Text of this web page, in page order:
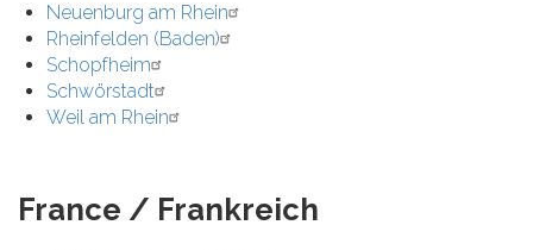
Neuenburg am Rhein
Rheinfelden (Baden)
Schopfheim
Schwörstadt
Weil am Rhein
France / Frankreich